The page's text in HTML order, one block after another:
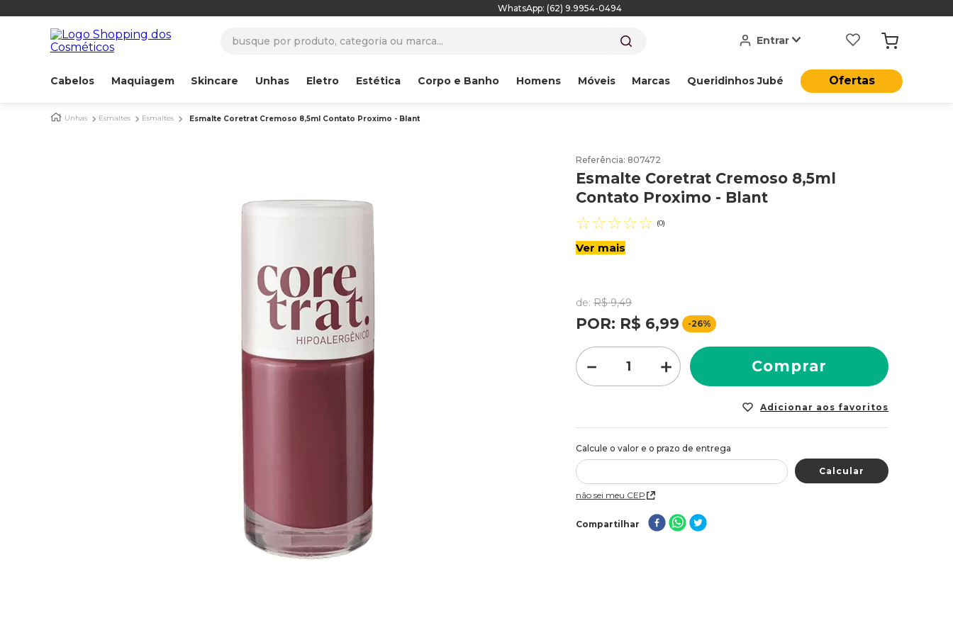
WhatsApp: (62) 9.9954-0494
Entrar
Cabelos Maquiagem Skincare Unhas Eletro Estética Corpo e Banho Homens Móveis Marcas Queridinhos Jubé Ofertas
Unhas Esmaltes Esmaltes Esmalte Coretrat Cremoso 8,5ml Contato Proximo - Blant
Referência: 807472
Esmalte Coretrat Cremoso 8,5ml
Contato Proximo - Blant
☆☆☆☆☆ (0)
Ver mais
de:R$ 9,49
POR: R$ 6,99 -26%
＋
－ Comprar
Não sei meu CEP
Compartilhar